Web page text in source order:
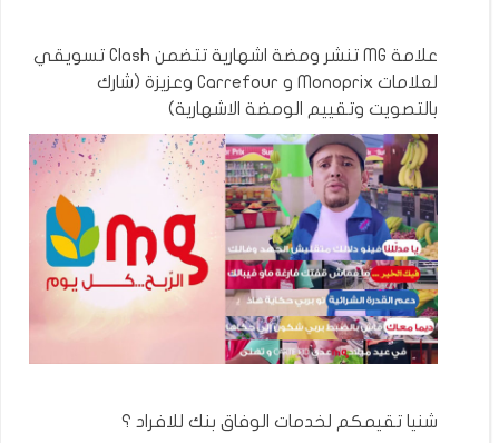
علامة MG تنشر ومضة اشهارية تتضمن Clash تسويقي
لعلامات Monoprix و Carrefour وعزيزة (شارك
بالتصويت وتقييم الومضة الاشهارية)
شنيا تقيمكم لخدمات الوفاق بنك للافراد ؟